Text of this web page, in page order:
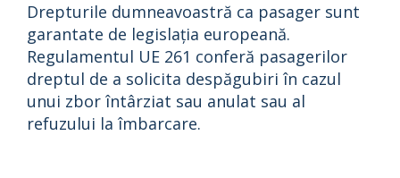
Drepturile dumneavoastră ca pasager sunt
garantate de legislația europeană.
Regulamentul UE 261 conferă pasagerilor
dreptul de a solicita despăgubiri în cazul
unui zbor întârziat sau anulat sau al
refuzului la îmbarcare.